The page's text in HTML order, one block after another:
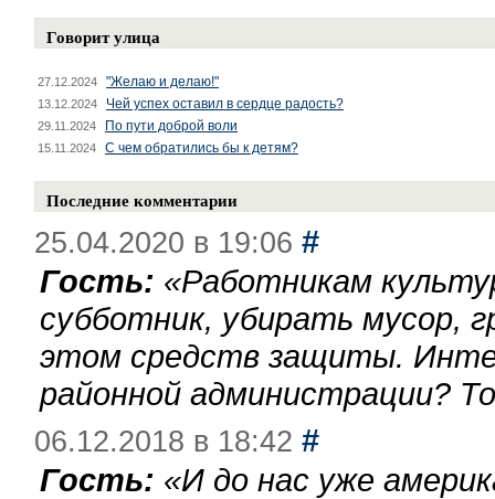
Говорит улица
27.12.2024 "Желаю и делаю!"
13.12.2024 Чей успех оставил в сердце радость?
29.11.2024 По пути доброй воли
15.11.2024 С чем обратились бы к детям?
Последние комментарии
25.04.2020 в 19:06 #
Гость: «Работникам
субботник, убирать мусор,
этом средств защиты.
районной администрации?
06.12.2018 в 18:42 #
Гость: «И до нас уже